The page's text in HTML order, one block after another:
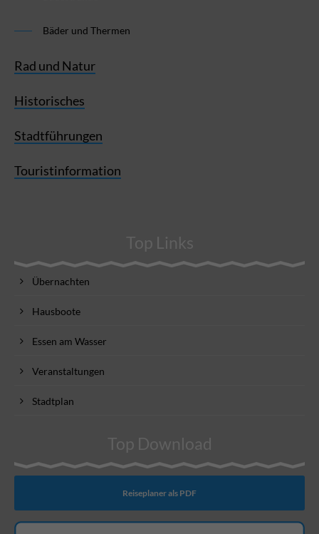
Bäder und Thermen
Rad und Natur
Historisches
Stadtführungen
Touristinformation
Top Links
Übernachten
Hausboote
Essen am Wasser
Veranstaltungen
Stadtplan
Top Download
Reiseplaner als PDF